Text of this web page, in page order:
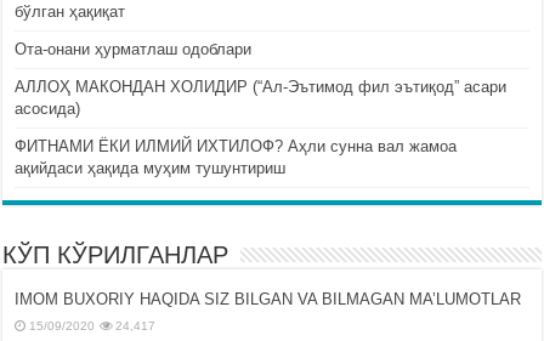
бўлган ҳақиқат
Ота-онани ҳурматлаш одоблари
АЛЛОҲ МАКОНДАН ХОЛИДИР (“Ал-Эътимод фил эътиқод” асари
асосида)
ФИТНАМИ ЁКИ ИЛМИЙ ИХТИЛОФ? Аҳли сунна вал жамоа
ақийдаси ҳақида муҳим тушунтириш
КЎП КЎРИЛГАНЛАР
IMOM BUXORIY HAQIDA SIZ BILGAN VA BILMAGAN MA’LUMOTLAR
15/09/2020 24,417